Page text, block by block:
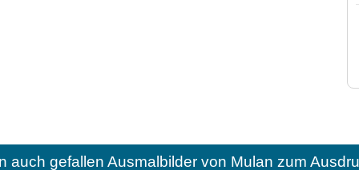
auch gefallen Ausmalbilder von Mulan zum